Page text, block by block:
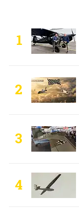
1
2
3
4